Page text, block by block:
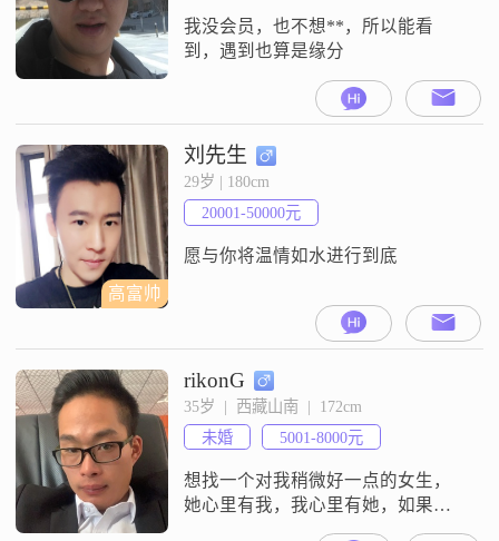
我没会员，也不想**，所以能看
到，遇到也算是缘分
高富帅
刘先生
29岁 | 180cm
20001-50000元
愿与你将温情如水进行到底
rikonG
35岁  |  西藏山南  |  172cm
未婚
5001-8000元
想找一个对我稍微好一点的女生，
她心里有我，我心里有她，如果时
机合适我希望我们能够结婚，然后